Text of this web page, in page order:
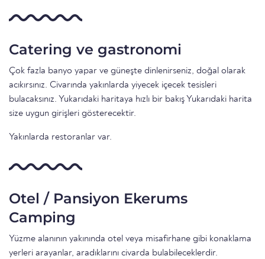
Catering ve gastronomi
Çok fazla banyo yapar ve güneşte dinlenirseniz, doğal olarak
acıkırsınız. Civarında yakınlarda yiyecek içecek tesisleri
bulacaksınız. Yukarıdaki haritaya hızlı bir bakış Yukarıdaki harita
size uygun girişleri gösterecektir.
Yakınlarda restoranlar var.
Otel / Pansiyon Ekerums
Camping
Yüzme alanının yakınında otel veya misafirhane gibi konaklama
yerleri arayanlar, aradıklarını civarda bulabileceklerdir.